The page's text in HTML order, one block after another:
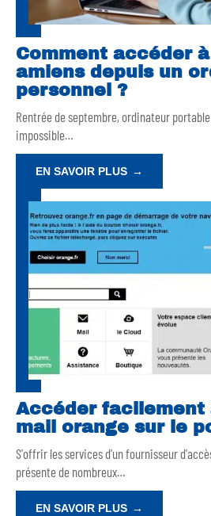
Comment accéder
amiens depuis un
personnel ?
Rentrée de septembre, ordinateur
impossible…
EN SAVOIR PLUS
Accéder facilement
mail orange sur le
S'offrir les services d'un fournisseur
présente de nombreux…
EN SAVOIR PLUS